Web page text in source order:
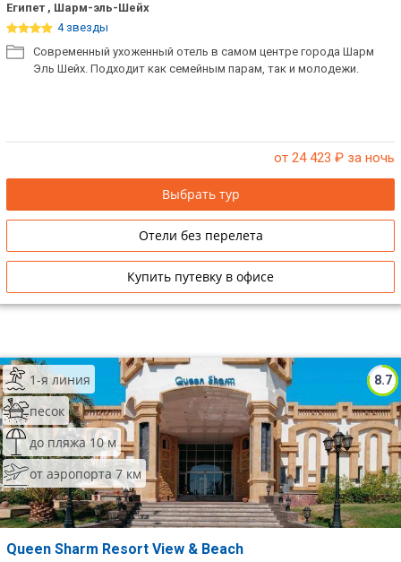
Египет , Шарм-эль-Шейх
4 звезды
Современный ухоженный отель в самом центре города Шарм
Эль Шейх. Подходит как семейным парам, так и молодежи.
от 24 423 ₽ за ночь
Выбрать тур
Отели без перелета
Купить путевку в офисе
8.7
1-я линия
песок
до пляжа 10 м
от аэропорта 7 км
Queen Sharm Resort View & Beach